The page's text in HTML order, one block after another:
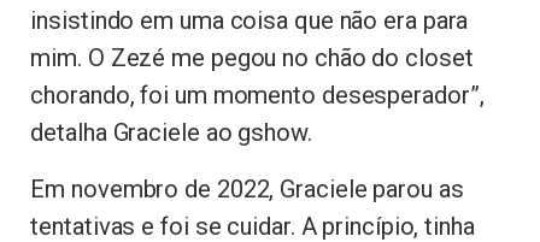
insistindo em uma coisa que não era para
mim. O Zezé me pegou no chão do closet
chorando, foi um momento desesperador”,
detalha Graciele ao gshow.
Em novembro de 2022, Graciele parou as
tentativas e foi se cuidar. A princípio, tinha